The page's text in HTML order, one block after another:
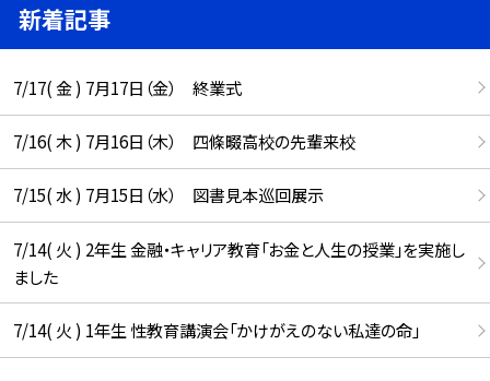
新着記事
7/17( 金 ) 7月17日（金） 終業式
7/16( 木 ) 7月16日（木） 四條畷高校の先輩来校
7/15( 水 ) 7月15日（水） 図書見本巡回展示
7/14( 火 ) 2年生 金融・キャリア教育「お金と人生の授業」を実施し
ました
7/14( 火 ) 1年生 性教育講演会「かけがえのない私達の命」